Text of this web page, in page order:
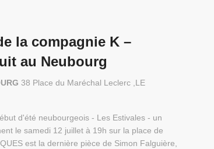
la compagnie K –
au Neubourg
38 Place du Maréchal Leclerc ,LE
d'été neubourgeois - Les Estivales - un
le samedi 12 juillet à 19h sur la place de
est la dernière pièce de Simon Falguière,